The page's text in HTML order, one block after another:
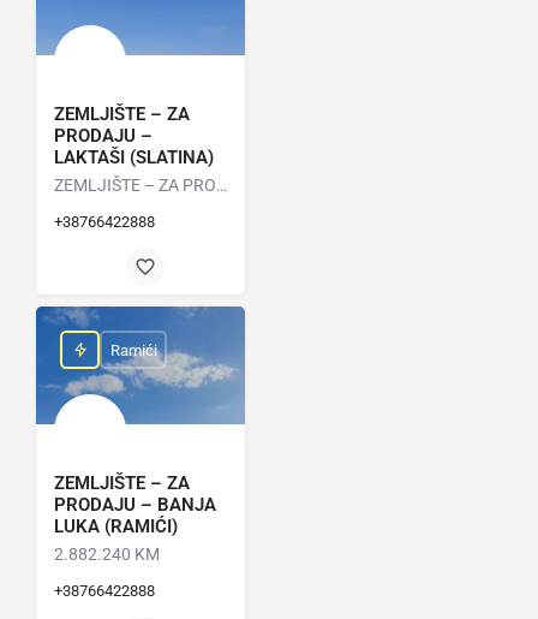
ZEMLJIŠTE – ZA
PRODAJU –
LAKTAŠI (SLATINA)
ZEMLJIŠTE – ZA PRODAJU – LAKTAŠI (SLATINA) Savršena prilika za ljubitelje prirode 📍 Lokacija: Slatina, 10…
+38766422888
ZEMLJIŠTE – ZA
PRODAJU – BANJA
LUKA (RAMIĆI)
2.882.240 KM
+38766422888
Ramići